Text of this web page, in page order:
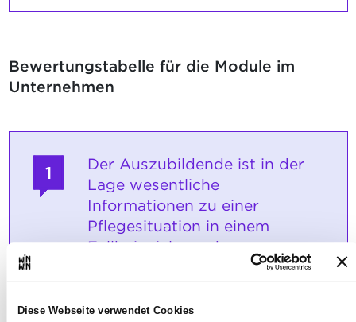
Diese Webseite verwendet Cookies
Bewertungstabelle für die Module im
Unternehmen
1
Der Auszubildende ist in der
Lage wesentliche
Informationen zu einer
Pflegesituation in einem
Fallbeispiel zu erkennen.
Maximale Punktzahl: 24